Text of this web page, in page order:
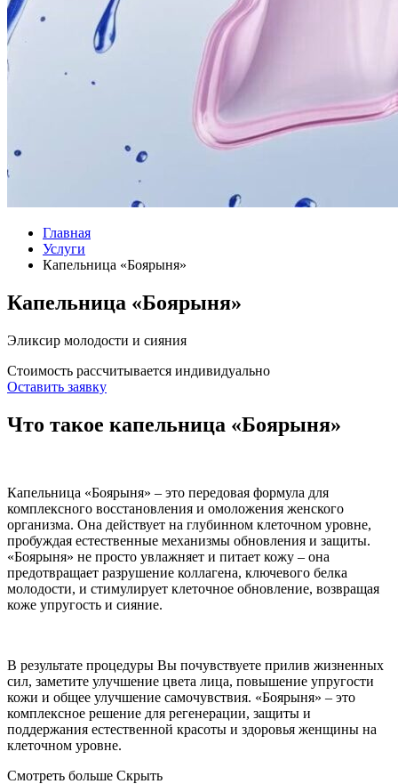
Главная
Услуги
Капельница «Боярыня»
Капельница «Боярыня»
Эликсир молодости и сияния
Стоимость рассчитывается индивидуально
Оставить заявку
Что такое капельница «Боярыня»
Капельница «Боярыня» – это передовая формула для
комплексного восстановления и омоложения женского
организма. Она действует на глубинном клеточном уровне,
пробуждая естественные механизмы обновления и защиты.
«Боярыня» не просто увлажняет и питает кожу – она
предотвращает разрушение коллагена, ключевого белка
молодости, и стимулирует клеточное обновление, возвращая
коже упругость и сияние.
В результате процедуры Вы почувствуете прилив жизненных
сил, заметите улучшение цвета лица, повышение упругости
кожи и общее улучшение самочувствия. «Боярыня» – это
комплексное решение для регенерации, защиты и
поддержания естественной красоты и здоровья женщины на
клеточном уровне.
Смотреть больше Скрыть